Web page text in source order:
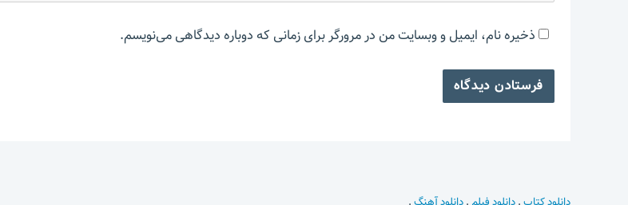
ذخیره نام، ایمیل و وبسایت من در مرورگر برای زمانی که دوباره دیدگاهی می‌نویسم.
دانلود کتاب.دانلود فیلم .دانلود آهنگ.